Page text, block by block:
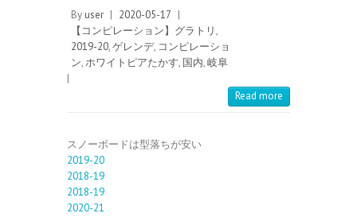
By user | 2020-05-17 |
【コンピレーション】グラトリ,
2019-20,ゲレンデ, コンピレーショ
ン,ホワイトピアたかす, 国内,岐阜
|
Read more
スノーボードは型落ちが安い
2019-20
2018-19
2018-19
2020-21